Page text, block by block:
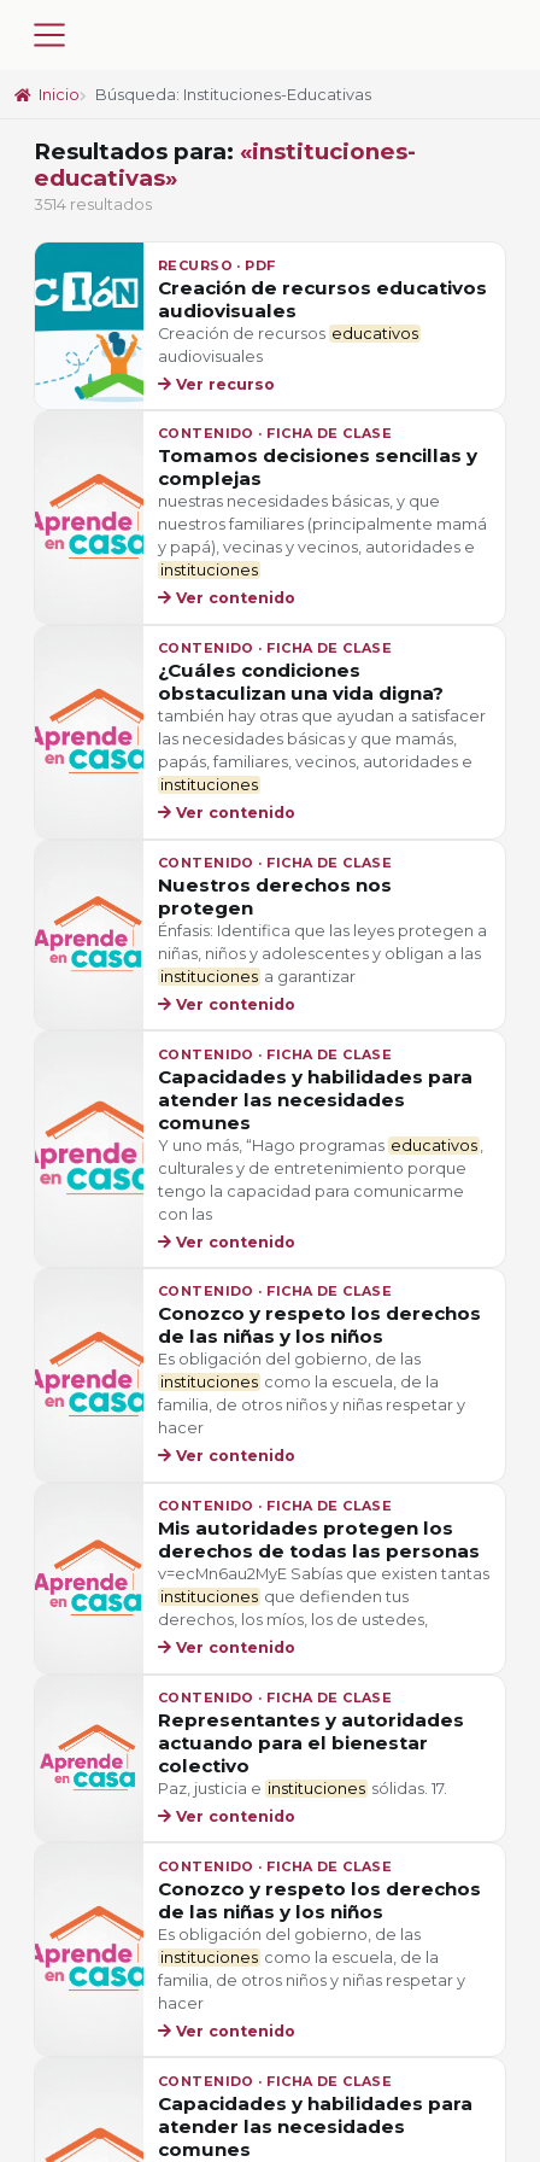
Inicio Búsqueda: Instituciones-Educativas
Resultados para: «instituciones-
educativas»
3514 resultados
RECURSO · PDF
Creación de recursos educativos
audiovisuales
Creación de recursos educativos
audiovisuales
Ver recurso
CONTENIDO · FICHA DE CLASE
Tomamos decisiones sencillas y
complejas
nuestras necesidades básicas, y que
nuestros familiares (principalmente mamá
y papá), vecinas y vecinos, autoridades e
instituciones
Ver contenido
CONTENIDO · FICHA DE CLASE
¿Cuáles condiciones
obstaculizan una vida digna?
también hay otras que ayudan a satisfacer
las necesidades básicas y que mamás,
papás, familiares, vecinos, autoridades e
instituciones
Ver contenido
CONTENIDO · FICHA DE CLASE
Nuestros derechos nos
protegen
Énfasis: Identifica que las leyes protegen a
niñas, niños y adolescentes y obligan a las
instituciones a garantizar
Ver contenido
CONTENIDO · FICHA DE CLASE
Capacidades y habilidades para
atender las necesidades
comunes
Y uno más, “Hago programas educativos
culturales y de entretenimiento porque
tengo la capacidad para comunicarme
con las
Ver contenido
CONTENIDO · FICHA DE CLASE
Conozco y respeto los derechos
de las niñas y los niños
Es obligación del gobierno, de las
instituciones como la escuela, de la
familia, de otros niños y niñas respetar y
hacer
Ver contenido
CONTENIDO · FICHA DE CLASE
Mis autoridades protegen los
derechos de todas las personas
v=ecMn6au2MyE Sabías que existen tantas
instituciones que defienden tus
derechos, los míos, los de ustedes,
Ver contenido
CONTENIDO · FICHA DE CLASE
Representantes y autoridades
actuando para el bienestar
colectivo
Paz, justicia e instituciones sólidas. 17.
Ver contenido
CONTENIDO · FICHA DE CLASE
Conozco y respeto los derechos
de las niñas y los niños
Es obligación del gobierno, de las
instituciones como la escuela, de la
familia, de otros niños y niñas respetar y
hacer
Ver contenido
CONTENIDO · FICHA DE CLASE
Capacidades y habilidades para
atender las necesidades
comunes